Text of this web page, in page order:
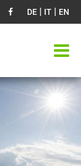
DE | IT | EN